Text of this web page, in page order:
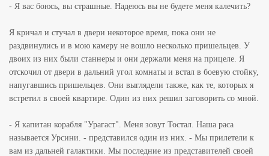
- Я вас боюсь, вы страшные. Надеюсь вы не будете меня калечить?
Я кричал и стучал в двери некоторое время, пока они не
раздвинулись и в мою камеру не вошло несколько пришельцев. У
двоих из них были станнеры и они держали меня на прицеле. Я
отскочил от двери в дальний угол комнаты и встал в боевую стойку,
напугавшись пришельцев. Они выглядели также, как те, которых я
встретил в своей квартире. Один из них решил заговорить со мной.
- Я капитан корабля "Урагаст". Меня зовут Тостал. Наша раса
называется Урсини. - представился один из них. - Мы прилетели к
вам из дальней галактики. Мы последние из представителей своей